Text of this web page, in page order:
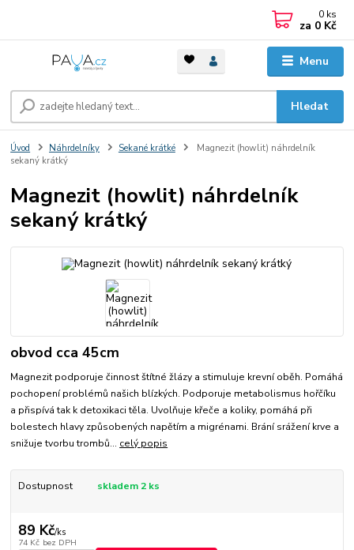
Menu
Hledat
0 ks
za 0 Kč
Úvod Náhrdelníky Sekané krátké
Magnezit (howlit) náhrdelník
sekaný krátký
Magnezit (howlit) náhrdelník
sekaný krátký
obvod cca 45cm
Magnezit podporuje činnost štítné žlázy a stimuluje krevní oběh. Pomáhá
pochopení problémů našich blízkých. Podporuje metabolismus hořčíku
a přispívá tak k detoxikaci těla. Uvolňuje křeče a koliky, pomáhá při
bolestech hlavy způsobených napětím a migrénami. Brání srážení krve a
snižuje tvorbu trombů... celý popis
Dostupnost skladem 2 ks
89 Kč/ks
74 Kč bez DPH